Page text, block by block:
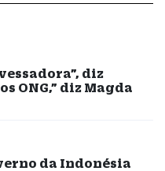
diz
ONG,” diz Magda
da Indonésia